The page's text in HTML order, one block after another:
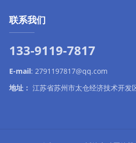
联系我们
133-9119-7817
E-mail: 2791197817@qq.com
地址： 江苏省苏州市太仓经济技术开发